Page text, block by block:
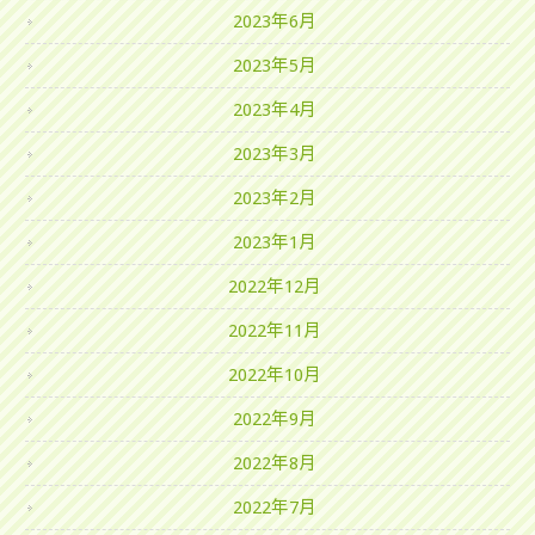
2023年6月
2023年5月
2023年4月
2023年3月
2023年2月
2023年1月
2022年12月
2022年11月
2022年10月
2022年9月
2022年8月
2022年7月